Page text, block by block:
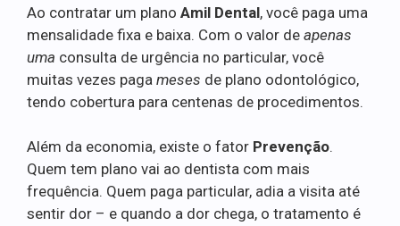
Ao contratar um plano Amil Dental, você paga uma
mensalidade fixa e baixa. Com o valor de apenas
uma consulta de urgência no particular, você
muitas vezes paga meses de plano odontológico,
tendo cobertura para centenas de procedimentos.
Além da economia, existe o fator Prevenção.
Quem tem plano vai ao dentista com mais
frequência. Quem paga particular, adia a visita até
sentir dor – e quando a dor chega, o tratamento é